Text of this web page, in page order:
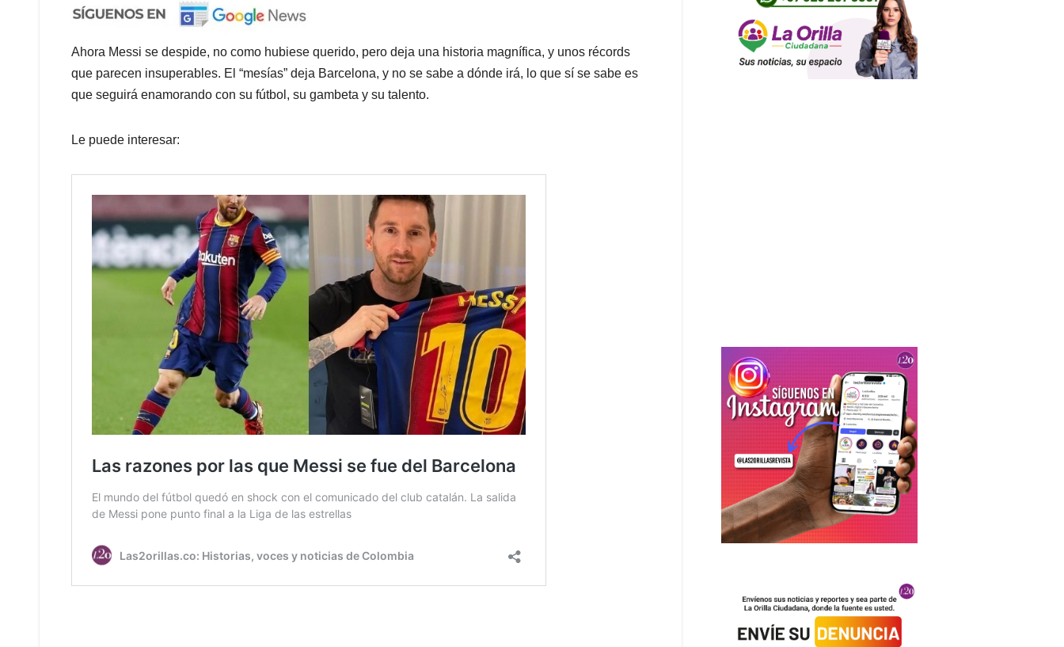
Ahora Messi se despide, no como hubiese querido, pero deja una historia magnífica, y unos récords
que parecen insuperables. El “mesías” deja Barcelona, y no se sabe a dónde irá, lo que sí se sabe es
que seguirá enamorando con su fútbol, su gambeta y su talento.
Le puede interesar: